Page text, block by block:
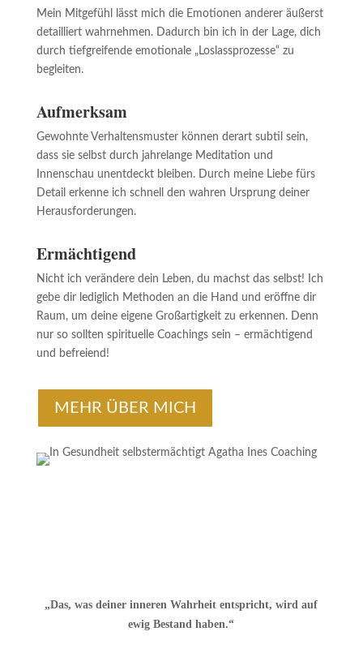
Mein Mitgefühl lässt mich die Emotionen anderer äußerst
detailliert wahrnehmen. Dadurch bin ich in der Lage, dich
durch tiefgreifende emotionale „Loslassprozesse“ zu
begleiten.
Aufmerksam
Gewohnte Verhaltensmuster können derart subtil sein,
dass sie selbst durch jahrelange Meditation und
Innenschau unentdeckt bleiben. Durch meine Liebe fürs
Detail erkenne ich schnell den wahren Ursprung deiner
Herausforderungen.
Ermächtigend
Nicht ich verändere dein Leben, du machst das selbst! Ich
gebe dir lediglich Methoden an die Hand und eröffne dir
Raum, um deine eigene Großartigkeit zu erkennen. Denn
nur so sollten spirituelle Coachings sein – ermächtigend
und befreiend!
MEHR ÜBER MICH
„Das, was deiner inneren Wahrheit entspricht, wird auf
ewig Bestand haben.“